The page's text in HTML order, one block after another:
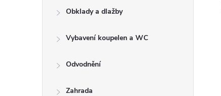
Obklady a dlažby
Vybavení koupelen a WC
Odvodnění
Zahrada